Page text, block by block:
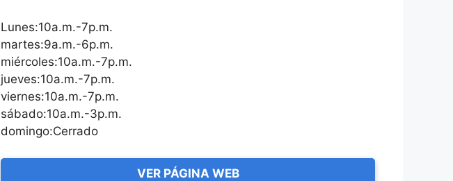
Lunes:10a.m.-7p.m.
martes:9a.m.-6p.m.
miércoles:10a.m.-7p.m.
jueves:10a.m.-7p.m.
viernes:10a.m.-7p.m.
sábado:10a.m.-3p.m.
domingo:Cerrado
VER PÁGINA WEB